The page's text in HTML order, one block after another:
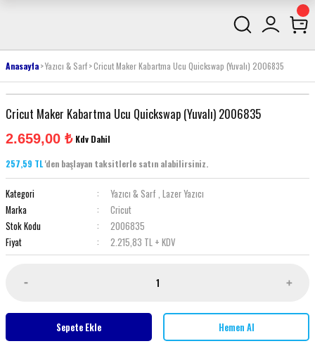
Anasayfa Yazıcı & Sarf Cricut Maker Kabartma Ucu Quickswap (Yuvalı) 2006835
Cricut Maker Kabartma Ucu Quickswap (Yuvalı) 2006835
2.659,00 ₺ Kdv Dahil
257,59 TL'den başlayan taksitlerle satın alabilirsiniz.
Kategori Yazıcı & Sarf , Lazer Yazıcı
Marka
Cricut
Stok Kodu
2006835
Fiyat
2.215,83 TL + KDV
Sepete Ekle Hemen Al